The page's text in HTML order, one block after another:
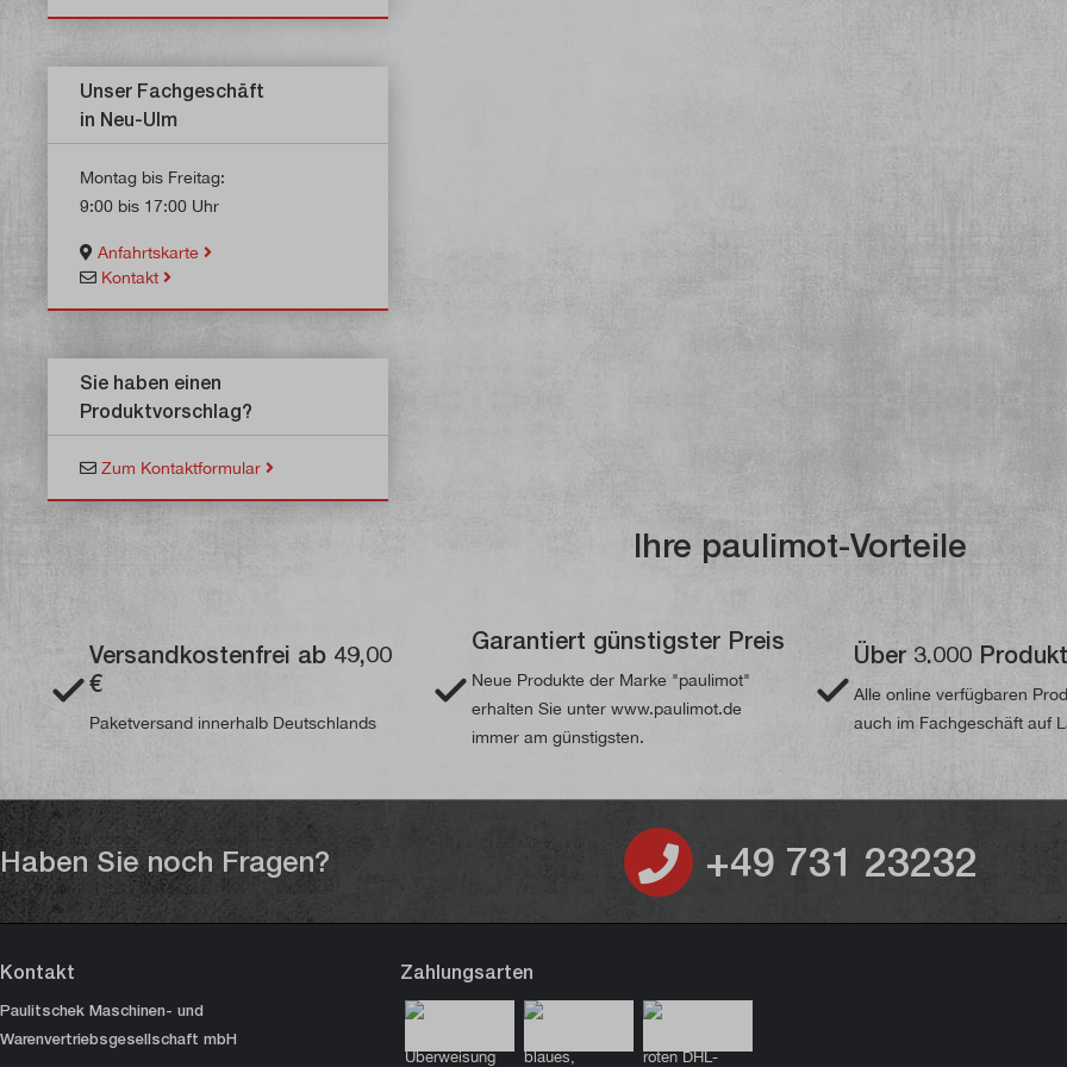
Unser Fachgeschäft
in Neu-Ulm
Montag bis Freitag:
9:00 bis 17:00 Uhr
Anfahrtskarte
Kontakt
Sie haben einen
Produktvorschlag?
Zum Kontaktformular
Ihre paulimot-Vorteile
Versandkostenfrei ab 49,00
€
Paketversand innerhalb Deutschlands
Garantiert günstigster Preis
Neue Produkte der Marke "paulimot"
erhalten Sie unter www.paulimot.de
immer am günstigsten.
Über 3.000
Alle online verfügbaren
auch im Fachgeschäft auf
Haben Sie noch Fragen? +49 731 23232
Kontakt
Paulitschek Maschinen- und
Warenvertriebsgesellschaft mbH
Zahlungsarten